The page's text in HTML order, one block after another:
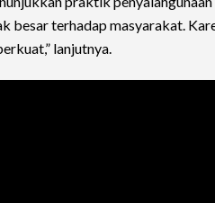
besar terhadap masyarakat.
lanjutnya.